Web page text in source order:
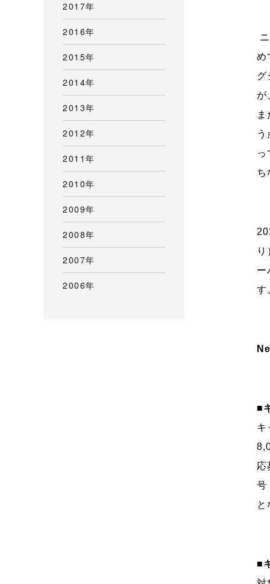
め
グ
が
っ
ち
ー
す
■
キ
応
号
と
■
2017年
2016年
2015年
2014年
2013年
2012年
2011年
2010年
2009年
2008年
2007年
2006年